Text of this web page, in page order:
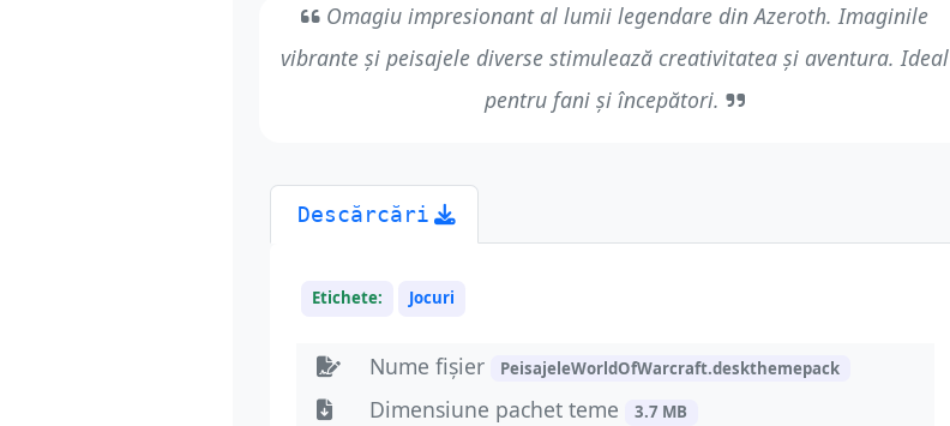
Omagiu impresionant al lumii legendare din Azeroth. Imaginile
vibrante și peisajele diverse stimulează creativitatea și aventura. Ideal
pentru fani și începători.
Descărcări
Etichete: Jocuri
Nume fișier PeisajeleWorldOfWarcraft.deskthemepack
Dimensiune pachet teme 3.7 MB